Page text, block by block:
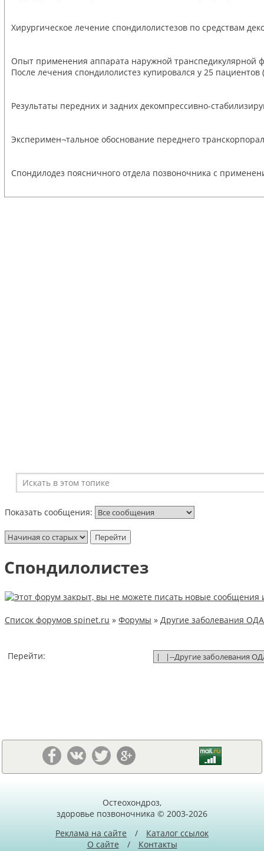
Хирургическое лечение спондилолистезов по средствам
Опыт применения аппарата наружной транспедикулярной
После лечения спондилолистез купировался у 25 пациентов
Результаты передних и задних декомпрессивно-
Эксперимен¬тальное обоснование переднего
Спондилодез поясничного отдела позвоночника с
Показать сообщения:
Спондилолистез
Список форумов spinet.ru » Форумы » Другие заболевания ОДА
Перейти:
Остеохондроз,
здоровье позвоночника © 2003-2026
Реклама на сайте
/
Каталог ссылок
О сайте
/ Контакты